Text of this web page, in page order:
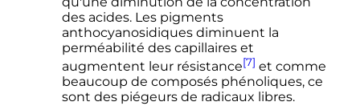
des acides. Les pigments
anthocyanosidiques diminuent la
perméabilité des capillaires et
augmentent leur résistance[7] et comme
beaucoup de composés phénoliques, ce
sont des piégeurs de radicaux libres.